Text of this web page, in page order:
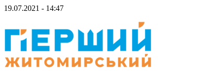
19.07.2021 - 14:47